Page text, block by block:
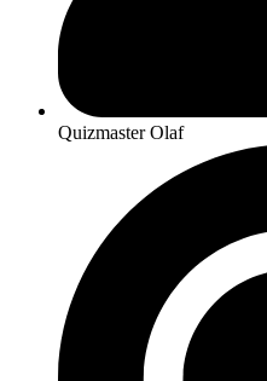
Quizmaster Olaf